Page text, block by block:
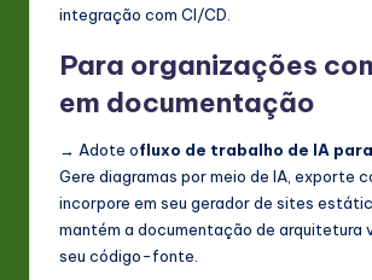
integração com CI/CD.
Para organizações
em documentação
→ Adote ofluxo de trabalho de IA
Gere diagramas por meio de IA, exporte
incorpore em seu gerador de sites
mantém a documentação de arquitetura
seu código-fonte.